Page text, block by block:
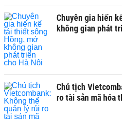
Chuyên gia hiến
không gian phát
Chủ tịch
ro tài sản mã hóa